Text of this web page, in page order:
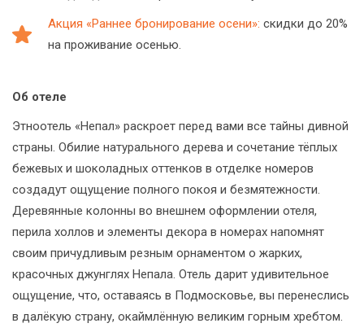
Акция «Раннее бронирование осени»: скидки до 20%
на проживание осенью.
Об отеле
Этноотель «Непал» раскроет перед вами все тайны дивной
страны. Обилие натурального дерева и сочетание тёплых
бежевых и шоколадных оттенков в отделке номеров
создадут ощущение полного покоя и безмятежности.
Деревянные колонны во внешнем оформлении отеля,
перила холлов и элементы декора в номерах напомнят
своим причудливым резным орнаментом о жарких,
красочных джунглях Непала. Отель дарит удивительное
ощущение, что, оставаясь в Подмосковье, вы перенеслись
в далёкую страну, окаймлённую великим горным хребтом.